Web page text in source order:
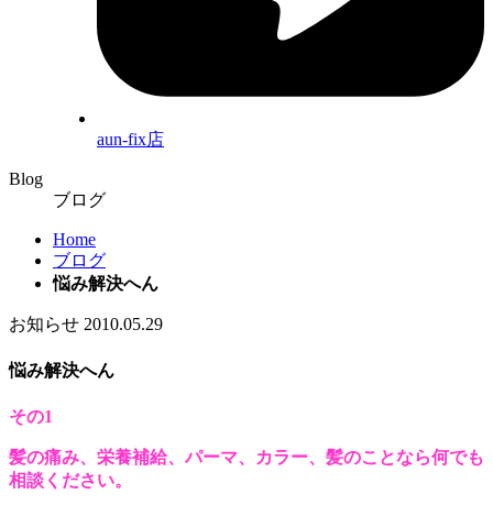
aun-fix店
Blog
ブログ
Home
ブログ
悩み解決へん
お知らせ 2010.05.29
悩み解決へん
その1
髪の痛み、栄養補給、パーマ、カラー、髪のことなら何でも
相談ください。